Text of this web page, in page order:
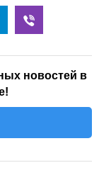
новостей в